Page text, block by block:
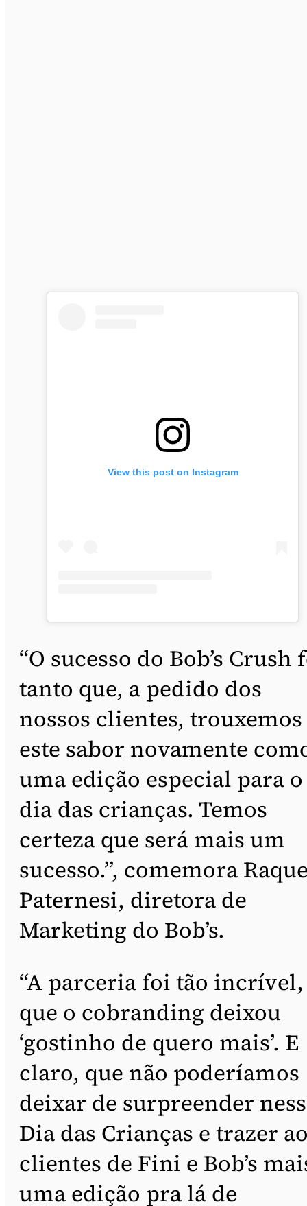
View this post on Instagram
“O sucesso do Bob’s Crush
tanto que, a pedido dos
nossos clientes, trouxemos
este sabor novamente
uma edição especial para o
dia das crianças. Temos
certeza que será mais um
sucesso.”, comemora
Paternesi, diretora de
Marketing do Bob’s.
“A parceria foi tão incrível,
que o cobranding deixou
‘gostinho de quero mais’. E
claro, que não poderíamos
deixar de surpreender
Dia das Crianças e trazer
clientes de Fini e Bob’s
uma edição pra lá de